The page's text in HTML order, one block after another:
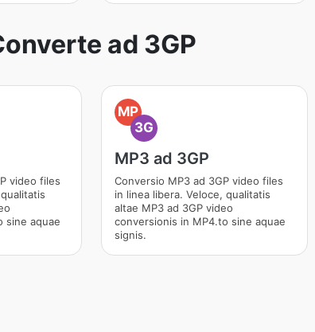
ad 3GP
video files
sine aquae
MP
3G
MP3 ad 3GP
Conversio MP3 ad 3GP video files
in linea libera. Veloce, qualitatis
altae MP3 ad 3GP video
conversionis in MP4.to sine aquae
signis.